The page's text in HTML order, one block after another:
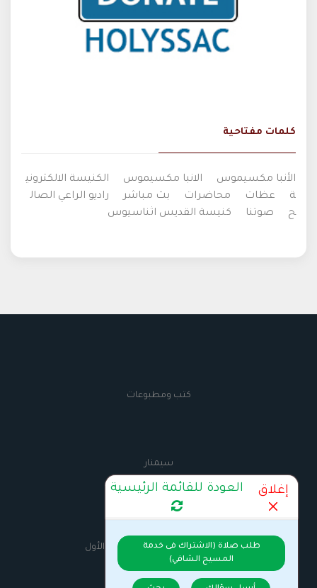
كلمات مفتاحية
الأنبا مكسيموس الانبا مكسيموس
الكنيسة الالكتروني
ة
عظات محاضرات بث مباشر
راديو الراعي الصال
ح
صوتنا كنيسة القديس اثناسيوس
كتب ومطبوعات
سيمنار
AnbaMaximus
السيرة الذاتية للانبا مكسيموس الأول
إغلاق العودة للقائمة الرئيسية
طلب صلاة (الاشتراك فى خدمة
المسيح الشافي)